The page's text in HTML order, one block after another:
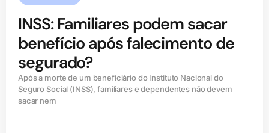
INSS: Familiares podem sacar
benefício após falecimento de
segurado?
Após a morte de um beneficiário do Instituto Nacional do
Seguro Social (INSS), familiares e dependentes não devem
sacar nem